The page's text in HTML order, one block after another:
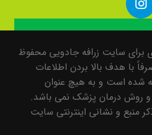
برای سایت زرافه جادویی محفوظ
با هدف بالا بردن اطلاعات
شده است و به هیچ عنوان
روش درمان پزشک نمی باشد.
منبع و نشانی اینترنتی سایت